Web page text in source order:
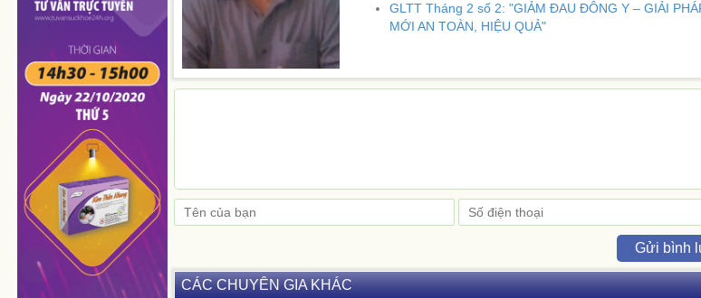
GLTT Tháng 2 số 2: "GIẢM ĐAU ĐÔNG Y – GIẢI
MỚI AN TOÀN, HIỆU QUẢ"
Gửi bình
CÁC CHUYÊN GIA KHÁC